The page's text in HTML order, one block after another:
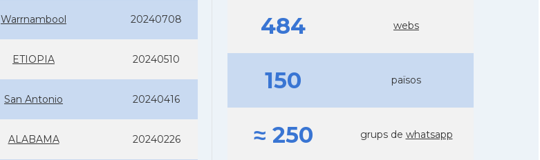
Warrnambool 20240708
ETIOPIA 20240510
San Antonio 20240416
ALABAMA 20240226
484 webs
150 països
≈ 250 grups de whatsapp